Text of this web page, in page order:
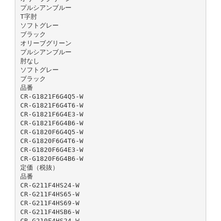
プルシアンブルー
T字肘
ソフトグレー
ブラック
オリーブグリーン
プルシアンブルー
肘なし
ソフトグレー
ブラック
品番
CR-G1821F6G4Q5-W
CR-G1821F6G4T6-W
CR-G1821F6G4E3-W
CR-G1821F6G4B6-W
CR-G1820F6G4Q5-W
CR-G1820F6G4T6-W
CR-G1820F6G4E3-W
CR-G1820F6G4B6-W
定価（税抜）
品番
CR-G211F4HS24-W
CR-G211F4HS65-W
CR-G211F4HS69-W
CR-G211F4HSB6-W